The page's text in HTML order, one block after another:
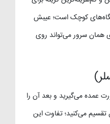
کوچک است؛ عیبش
همان سرور می‌تواند روی
عمده می‌گیرید و بعد آن را
تقسیم می‌کنید؛ تفاوت این